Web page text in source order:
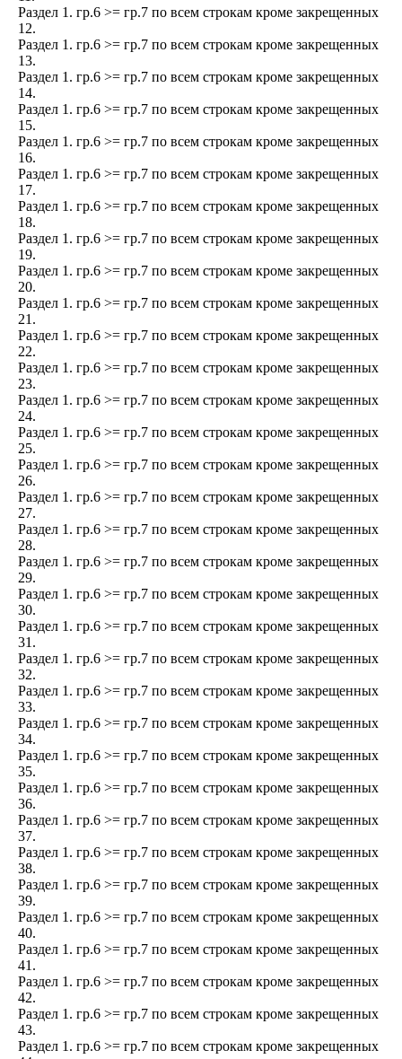
Раздел 1. гр.6 >= гр.7 по всем строкам кроме закрещенных
12.
Раздел 1. гр.6 >= гр.7 по всем строкам кроме закрещенных
13.
Раздел 1. гр.6 >= гр.7 по всем строкам кроме закрещенных
14.
Раздел 1. гр.6 >= гр.7 по всем строкам кроме закрещенных
15.
Раздел 1. гр.6 >= гр.7 по всем строкам кроме закрещенных
16.
Раздел 1. гр.6 >= гр.7 по всем строкам кроме закрещенных
17.
Раздел 1. гр.6 >= гр.7 по всем строкам кроме закрещенных
18.
Раздел 1. гр.6 >= гр.7 по всем строкам кроме закрещенных
19.
Раздел 1. гр.6 >= гр.7 по всем строкам кроме закрещенных
20.
Раздел 1. гр.6 >= гр.7 по всем строкам кроме закрещенных
21.
Раздел 1. гр.6 >= гр.7 по всем строкам кроме закрещенных
22.
Раздел 1. гр.6 >= гр.7 по всем строкам кроме закрещенных
23.
Раздел 1. гр.6 >= гр.7 по всем строкам кроме закрещенных
24.
Раздел 1. гр.6 >= гр.7 по всем строкам кроме закрещенных
25.
Раздел 1. гр.6 >= гр.7 по всем строкам кроме закрещенных
26.
Раздел 1. гр.6 >= гр.7 по всем строкам кроме закрещенных
27.
Раздел 1. гр.6 >= гр.7 по всем строкам кроме закрещенных
28.
Раздел 1. гр.6 >= гр.7 по всем строкам кроме закрещенных
29.
Раздел 1. гр.6 >= гр.7 по всем строкам кроме закрещенных
30.
Раздел 1. гр.6 >= гр.7 по всем строкам кроме закрещенных
31.
Раздел 1. гр.6 >= гр.7 по всем строкам кроме закрещенных
32.
Раздел 1. гр.6 >= гр.7 по всем строкам кроме закрещенных
33.
Раздел 1. гр.6 >= гр.7 по всем строкам кроме закрещенных
34.
Раздел 1. гр.6 >= гр.7 по всем строкам кроме закрещенных
35.
Раздел 1. гр.6 >= гр.7 по всем строкам кроме закрещенных
36.
Раздел 1. гр.6 >= гр.7 по всем строкам кроме закрещенных
37.
Раздел 1. гр.6 >= гр.7 по всем строкам кроме закрещенных
38.
Раздел 1. гр.6 >= гр.7 по всем строкам кроме закрещенных
39.
Раздел 1. гр.6 >= гр.7 по всем строкам кроме закрещенных
40.
Раздел 1. гр.6 >= гр.7 по всем строкам кроме закрещенных
41.
Раздел 1. гр.6 >= гр.7 по всем строкам кроме закрещенных
42.
Раздел 1. гр.6 >= гр.7 по всем строкам кроме закрещенных
43.
Раздел 1. гр.6 >= гр.7 по всем строкам кроме закрещенных